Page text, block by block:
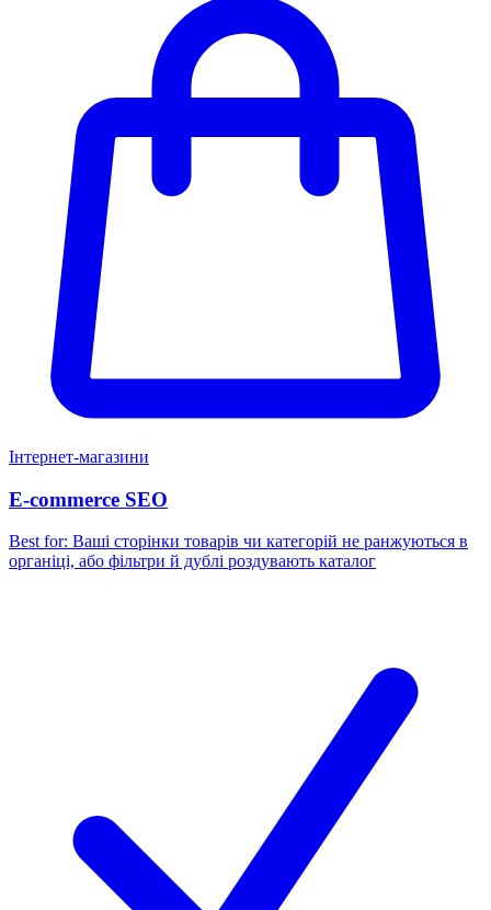
Інтернет-магазини
E-commerce SEO
Best for: Ваші сторінки товарів чи категорій не ранжуються в
органіці, або фільтри й дублі роздувають каталог